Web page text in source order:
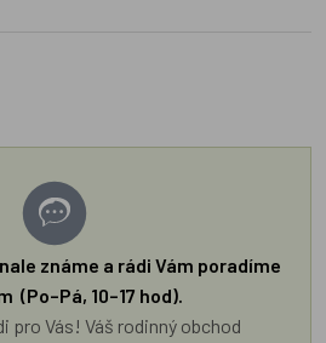
známe a rádi Vám poradíme
(Po–Pá, 10–17 hod).
pro Vás! Váš rodinný obchod